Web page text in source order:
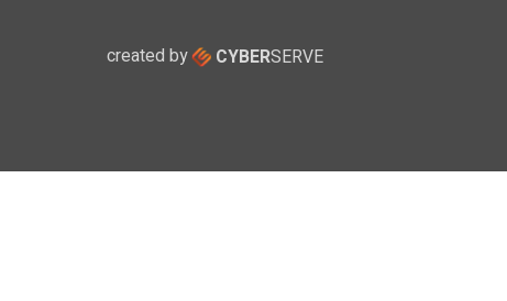
created by CYBERSERVE